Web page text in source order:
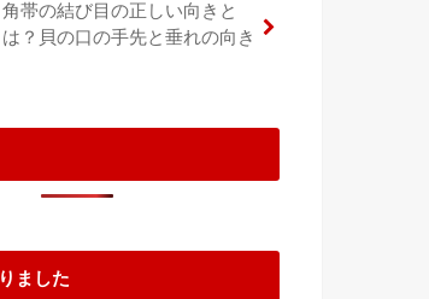
角帯の結び目の正しい向きと
は？貝の口の手先と垂れの向き
ました